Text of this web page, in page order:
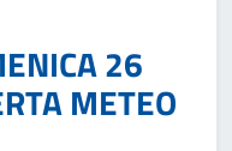
26
METEO